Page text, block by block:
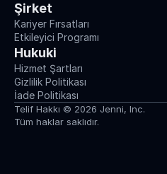
Şirket
Kariyer Fırsatları
Etkileyici Programı
Hukuki
Hizmet Şartları
Gizlilik Politikası
İade Politikası
Telif Hakkı © 2026 Jenni, Inc.
Tüm haklar saklıdır.